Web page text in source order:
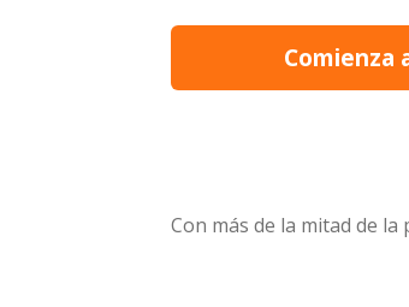
Comienza
Con más de la mitad de